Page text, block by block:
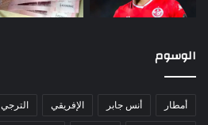
الوسوم
أمطار أنس جابر الإفريقي الترجي